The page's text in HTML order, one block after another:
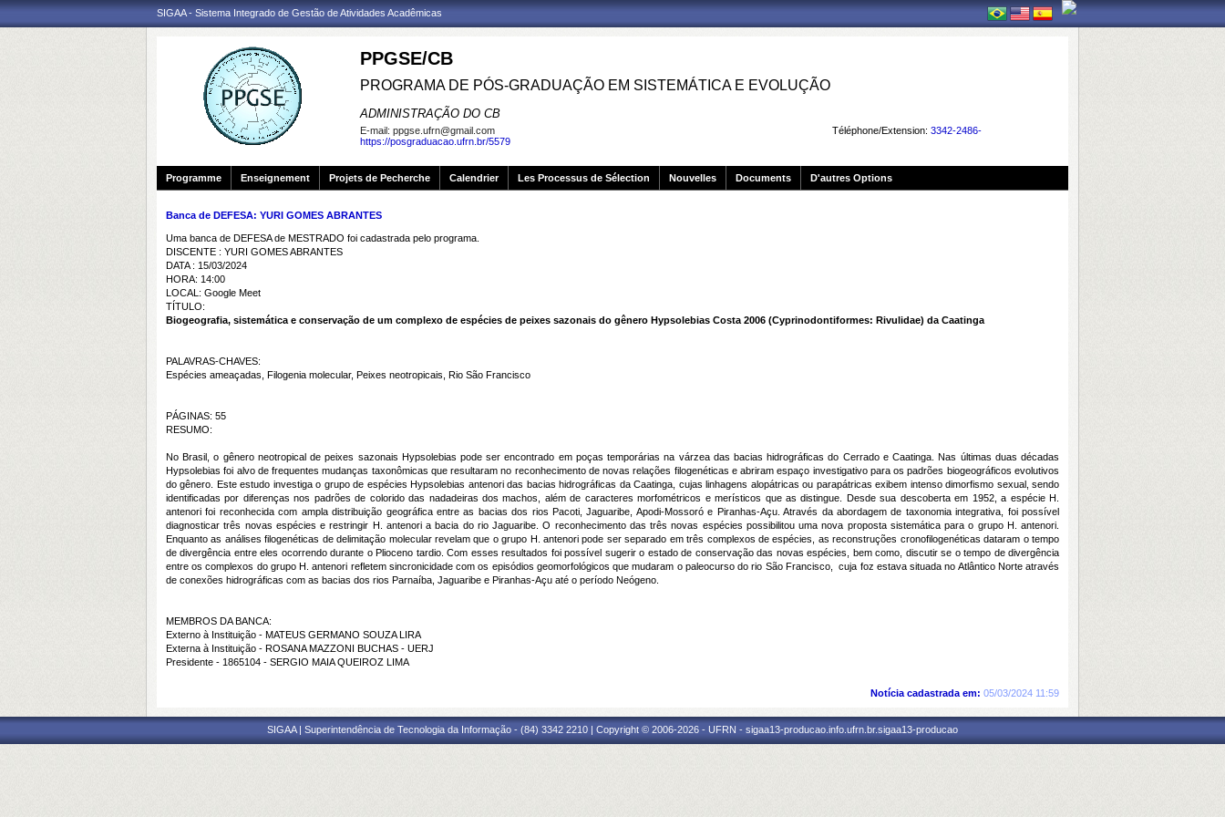
SIGAA - Sistema Integrado de Gestão de Atividades Acadêmicas
PPGSE/CB
PROGRAMA DE PÓS-GRADUAÇÃO EM SISTEMÁTICA E EVOLUÇÃO
ADMINISTRAÇÃO DO CB
Téléphone/Extension: 3342-2486-
E-mail: ppgse.ufrn@gmail.com
https://posgraduacao.ufrn.br/5579
Programme Enseignement Projets de Pecherche Calendrier Les Processus de Sélection Nouvelles Documents D'autres Options
Banca de DEFESA: YURI GOMES ABRANTES
Uma banca de DEFESA de MESTRADO foi cadastrada pelo programa.
DISCENTE : YURI GOMES ABRANTES
DATA : 15/03/2024
HORA: 14:00
LOCAL: Google Meet
TÍTULO:
Biogeografia, sistemática e conservação de um complexo de espécies de peixes sazonais do gênero Hypsolebias Costa 2006 (Cyprinodontiformes: Rivulidae) da Caatinga
PALAVRAS-CHAVES:
Espécies ameaçadas, Filogenia molecular, Peixes neotropicais, Rio São Francisco
PÁGINAS: 55
RESUMO:
No Brasil, o gênero neotropical de peixes sazonais Hypsolebias pode ser encontrado em poças temporárias na várzea das bacias hidrográficas do Cerrado e Caatinga. Nas últimas duas décadas
Hypsolebias foi alvo de frequentes mudanças taxonômicas que resultaram no reconhecimento de novas relações filogenéticas e abriram espaço investigativo para os padrões biogeográficos evolutivos
do gênero. Este estudo investiga o grupo de espécies Hypsolebias antenori das bacias hidrográficas da Caatinga, cujas linhagens alopátricas ou parapátricas exibem intenso dimorfismo sexual, sendo
identificadas por diferenças nos padrões de colorido das nadadeiras dos machos, além de caracteres morfométricos e merísticos que as distingue. Desde sua descoberta em 1952, a espécie H.
antenori foi reconhecida com ampla distribuição geográfica entre as bacias dos rios Pacoti, Jaguaribe, Apodi-Mossoró e Piranhas-Açu. Através da abordagem de taxonomia integrativa, foi possível
diagnosticar três novas espécies e restringir H. antenori a bacia do rio Jaguaribe. O reconhecimento das três novas espécies possibilitou uma nova proposta sistemática para o grupo H. antenori.
Enquanto as análises filogenéticas de delimitação molecular revelam que o grupo H. antenori pode ser separado em três complexos de espécies, as reconstruções cronofilogenéticas dataram o tempo
de divergência entre eles ocorrendo durante o Plioceno tardio. Com esses resultados foi possível sugerir o estado de conservação das novas espécies, bem como, discutir se o tempo de divergência
entre os complexos do grupo H. antenori refletem sincronicidade com os episódios geomorfológicos que mudaram o paleocurso do rio São Francisco, cuja foz estava situada no Atlântico Norte através
de conexões hidrográficas com as bacias dos rios Parnaíba, Jaguaribe e Piranhas-Açu até o período Neógeno.
MEMBROS DA BANCA:
Externo à Instituição - MATEUS GERMANO SOUZA LIRA
Externa à Instituição - ROSANA MAZZONI BUCHAS - UERJ
Presidente - 1865104 - SERGIO MAIA QUEIROZ LIMA
Notícia cadastrada em: 05/03/2024 11:59
SIGAA | Superintendência de Tecnologia da Informação - (84) 3342 2210 | Copyright © 2006-2026 - UFRN - sigaa13-producao.info.ufrn.br.sigaa13-producao